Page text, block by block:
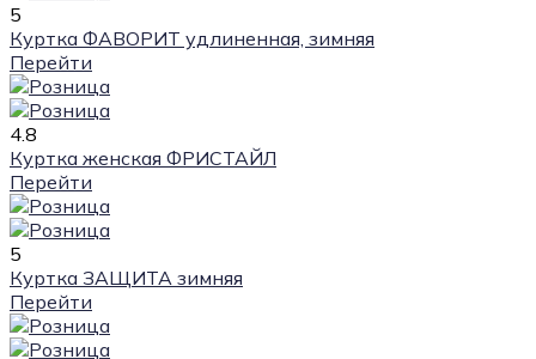
5
Куртка ФАВОРИТ удлиненная, зимняя
Перейти
4.8
Куртка женская ФРИСТАЙЛ
Перейти
5
Куртка ЗАЩИТА зимняя
Перейти